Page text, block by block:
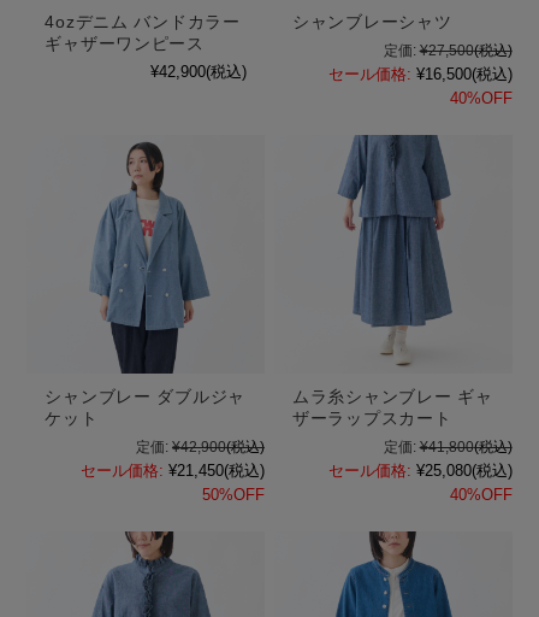
4ozデニム バンドカラー
ギャザーワンピース
¥42,900(税込)
シャンブレーシャツ
定価: ¥27,500(税込)
セール価格: ¥16,500(税込)
40%OFF
シャンブレー ダブルジャ
ケット
定価: ¥42,900(税込)
セール価格: ¥21,450(税込)
50%OFF
ムラ糸シャンブレー ギャ
ザーラップスカート
定価: ¥41,800(税込)
セール価格: ¥25,080(税込)
40%OFF